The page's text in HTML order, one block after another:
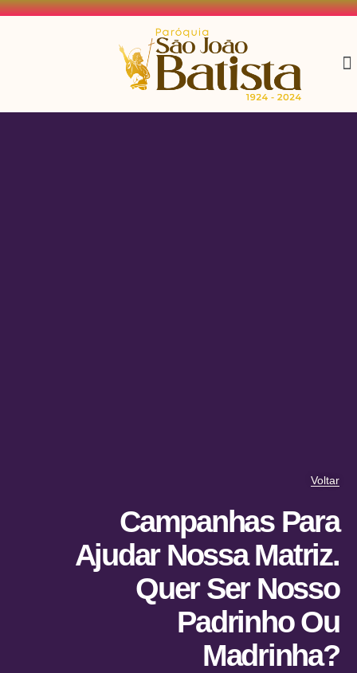
Voltar
Campanhas Para
Ajudar Nossa Matriz.
Quer Ser Nosso
Padrinho Ou
Madrinha?